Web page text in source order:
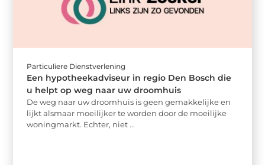
Particuliere Dienstverlening
Een hypotheekadviseur in regio Den Bosch die
u helpt op weg naar uw droomhuis
De weg naar uw droomhuis is geen gemakkelijke en
lijkt alsmaar moeilijker te worden door de moeilijke
woningmarkt. Echter, niet ...